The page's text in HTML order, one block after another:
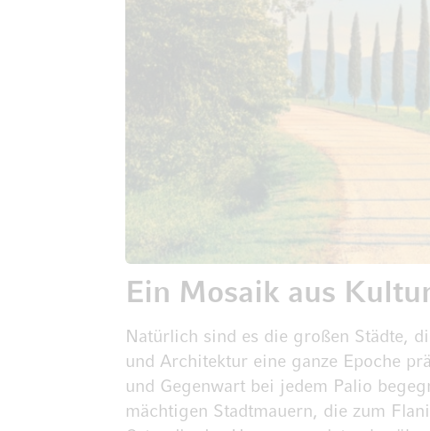
Ein Mosaik aus
Natürlich sind es die großen Städte,
und Architektur eine ganze Epoche
und Gegenwart bei jedem Palio
mächtigen Stadtmauern, die zum